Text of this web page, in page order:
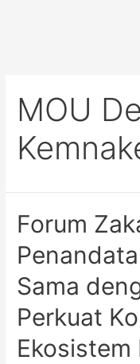
MOU
Forum
Sama
Perkuat
Ekosistem